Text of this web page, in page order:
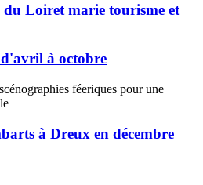
Loiret marie tourisme et
à octobre
féeriques pour une
à Dreux en décembre